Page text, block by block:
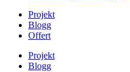
Projekt
Blogg
Offert
Projekt
Blogg